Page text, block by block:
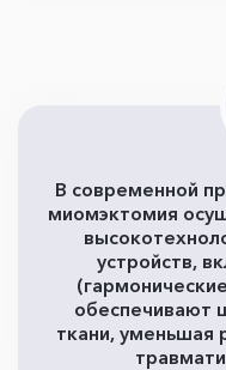
В современной
миомэктомия
устройств,
обеспечивают
ткани, уменьшая